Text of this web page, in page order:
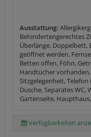
Ausstattung:
Behindertengerechtes
Überlänge, Doppelbett,
geöffnet werden,
Betten offen, Föhn,
Handtücher
Sitzgelegenheit,
Dusche, Separates WC,
Gartenseite,
Verfügbarkeiten